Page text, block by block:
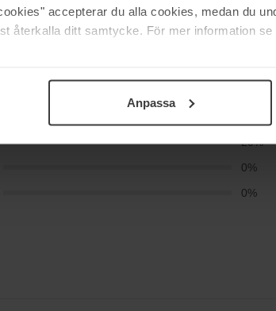
accepterar du alla cookies, medan du
återkalla ditt samtycke. För mer information
Anpassa
20%
0%
0%